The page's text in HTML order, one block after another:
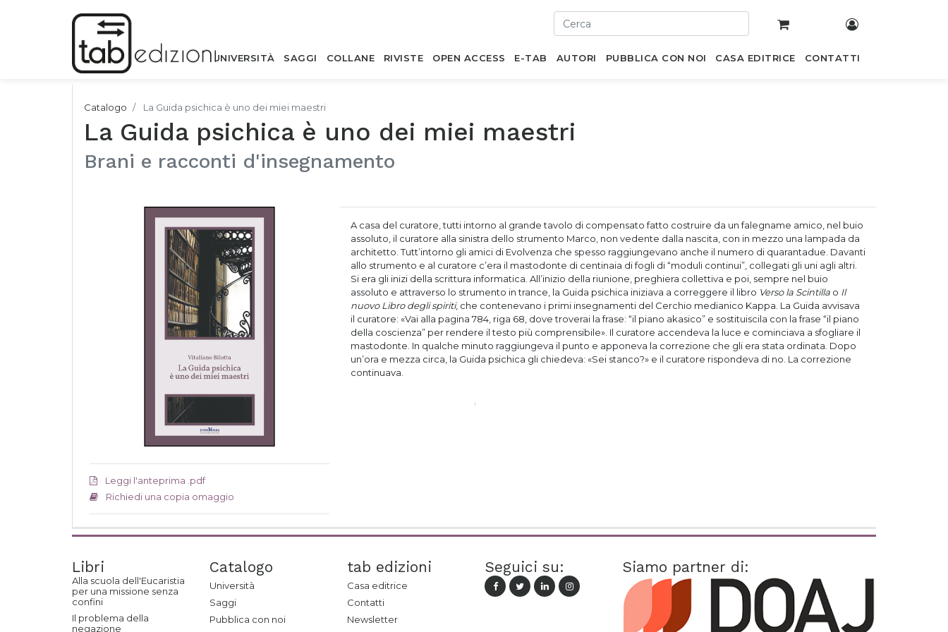
UNIVERSITÀ SAGGI COLLANE RIVISTE OPEN ACCESS E-TAB AUTORI PUBBLICA CON NOI CASA EDITRICE CONTATTI
Catalogo La Guida psichica è uno dei miei maestri
La Guida psichica è uno dei miei maestri
Brani e racconti d'insegnamento
Leggi l'anteprima .pdf
Richiedi una copia omaggio
A casa del curatore, tutti intorno al grande tavolo di compensato fatto costruire da un falegname amico, nel buio
assoluto, il curatore alla sinistra dello strumento Marco, non vedente dalla nascita, con in mezzo una lampada da
architetto. Tutt’intorno gli amici di Evolvenza che spesso raggiungevano anche il numero di quarantadue. Davanti
allo strumento e al curatore c’era il mastodonte di centinaia di fogli di “moduli continui”, collegati gli uni agli altri.
Si era gli inizi della scrittura informatica. All’inizio della riunione, preghiera collettiva e poi, sempre nel buio
assoluto e attraverso lo strumento in trance, la Guida psichica iniziava a correggere il libro Verso la Scintilla o Il
nuovo Libro degli spiriti, che contenevano i primi insegnamenti del Cerchio medianico Kappa. La Guida avvisava
il curatore: «Vai alla pagina 784, riga 68, dove troverai la frase: “il piano akasico” e sostituiscila con la frase “il piano
della coscienza” per rendere il testo più comprensibile». Il curatore accendeva la luce e cominciava a sfogliare il
mastodonte. In qualche minuto raggiungeva il punto e apponeva la correzione che gli era stata ordinata. Dopo
un’ora e mezza circa, la Guida psichica gli chiedeva: «Sei stanco?» e il curatore rispondeva di no. La correzione
continuava.
Libri
Alla scuola dell'Eucaristia
per una missione senza
confini
Il problema della
negazione
Catalogo
Università
Saggi
Pubblica con noi
tab edizioni
Casa editrice
Contatti
Newsletter
Seguici su: Siamo partner di: